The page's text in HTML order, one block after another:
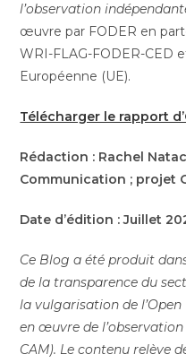
l’observation
œuvre par FODER en
WRI-FLAG-FODER-CED
Européenne (UE).
Télécharger le rapport
Rédaction : Rachel
Communication ; projet
Date d’édition : Juillet
Ce Blog a été produit
de la transparence du
la vulgarisation de
en œuvre de
CAM). Le contenu relève